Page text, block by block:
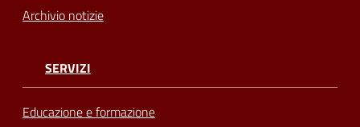
Archivio notizie
SERVIZI
Educazione e formazione